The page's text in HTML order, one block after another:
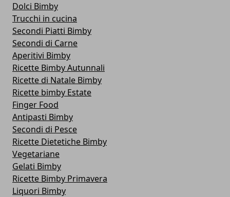
Dolci Bimby
Trucchi in cucina
Secondi Piatti Bimby
Secondi di Carne
Aperitivi Bimby
Ricette Bimby Autunnali
Ricette di Natale Bimby
Ricette bimby Estate
Finger Food
Antipasti Bimby
Secondi di Pesce
Ricette Dietetiche Bimby
Vegetariane
Gelati Bimby
Ricette Bimby Primavera
Liquori Bimby